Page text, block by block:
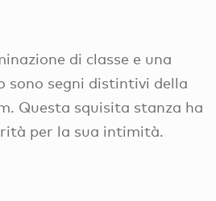
di classe e una
sono segni distintivi della
Questa squisita stanza ha
per la sua intimità.